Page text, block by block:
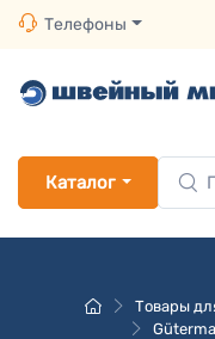
Телефоны
Каталог
Товары